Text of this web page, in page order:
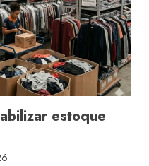
estoque